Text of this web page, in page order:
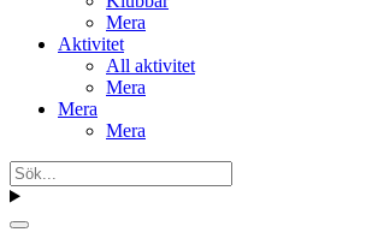
Mera
Aktivitet
All aktivitet
Mera
Mera
Mera